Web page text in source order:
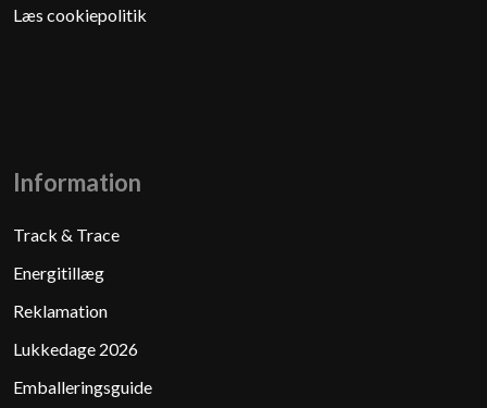
Læs cookiepolitik
Information
Track & Trace
Energitillæg
Reklamation
Lukkedage 2026
Emballeringsguide